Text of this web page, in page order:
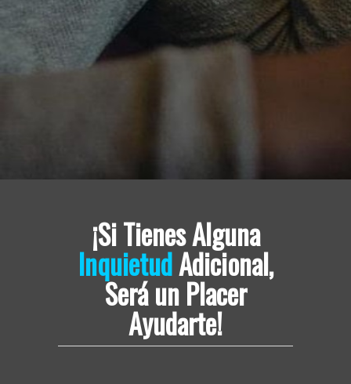
¡Si Tienes Alguna
InquietudAdicional,
Será un Placer
Ayudarte!